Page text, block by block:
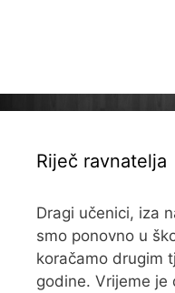
Riječ ravnatelja
Dragi učenici, iza
smo ponovno u
koračamo drugim
godine. Vrijeme je